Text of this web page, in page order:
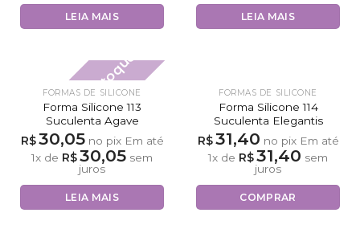
LEIA MAIS LEIA MAIS
Fora de estoque
FORMAS DE SILICONE
Forma Silicone 113
Suculenta Agave
R$30,05 no pix Em até
1x de R$30,05 sem
juros
LEIA MAIS
FORMAS DE SILICONE
Forma Silicone 114
Suculenta Elegantis
R$31,40 no pix Em até
1x de R$31,40 sem
juros
COMPRAR